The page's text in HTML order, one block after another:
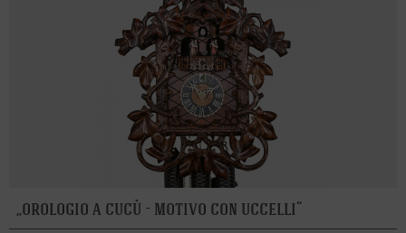
orologio a cucù - motivo con uccelli